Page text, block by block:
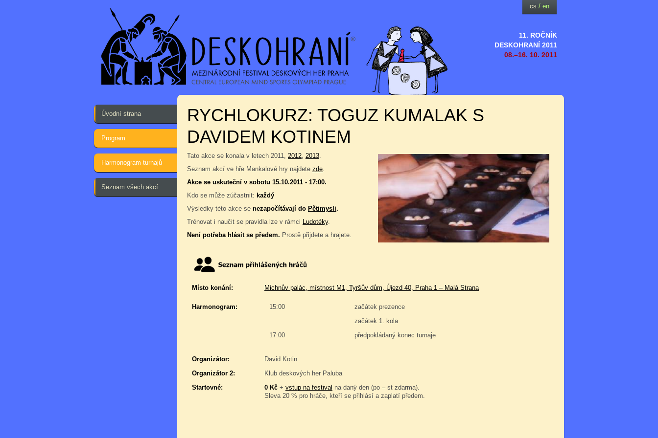
11. ROČNÍK
DESKOHRANÍ 2011
08.–16. 10. 2011
cs / en
Úvodní strana
Program
Harmonogram turnajů
Seznam všech akcí
RYCHLOKURZ: TOGUZ KUMALAK S
DAVIDEM KOTINEM
Tato akce se konala v letech 2011, 2012, 2013.
Seznam akcí ve hře Mankalové hry najdete zde.
Akce se uskuteční v sobotu 15.10.2011 - 17:00.
Kdo se může zúčastnit: každý
Výsledky této akce se nezapočítávají do Pětimysli.
Trénovat i naučit se pravidla lze v rámci Ludotéky.
Není potřeba hlásit se předem. Prostě přijdete a hrajete.
Místo konání: Michnův palác, místnost M1, Tyršův dům, Újezd 40, Praha 1 – Malá Strana
Harmonogram: 15:00
začátek prezence
začátek 1. kola
17:00
předpokládaný konec turnaje
Organizátor:
David Kotin
Organizátor 2:
Klub deskových her Paluba
Startovné:
0 Kč + vstup na festival na daný den (po – st zdarma).
Sleva 20 % pro hráče, kteří se přihlásí a zaplatí předem.